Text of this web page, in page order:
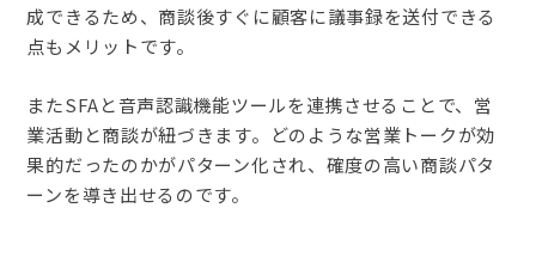
成できるため、商談後すぐに顧客に議事録を送付できる
点もメリットです。
またSFAと音声認識機能ツールを連携させることで、営
業活動と商談が紐づきます。どのような営業トークが効
果的だったのかがパターン化され、確度の高い商談パタ
ーンを導き出せるのです。